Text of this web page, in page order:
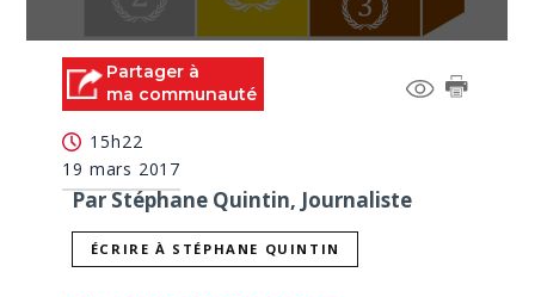
seconds Partager à
ma communauté
15h22
19 mars 2017
Par Stéphane Quintin, Journaliste
ÉCRIRE À STÉPHANE QUINTIN